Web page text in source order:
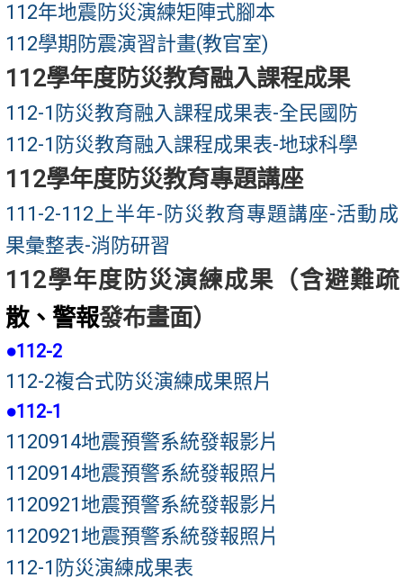
112年地震防災演練矩陣式腳本
112學期防震演習計畫(教官室)
112學年度防災教育融入課程成果
112-1防災教育融入課程成果表-全民國防
112-1防災教育融入課程成果表-地球科學
112學年度防災教育專題講座
111-2-112上半年-防災教育專題講座-活動成
果彙整表-消防研習
112學年度防災演練成果（含避難疏
散、 警報發布畫面）
●112-2
112-2複合式防災演練成果照片
●112-1
1120914地震預警系統發報影片
1120914地震預警系統發報照片
1120921地震預警系統發報影片
1120921地震預警系統發報照片
112-1防災演練成果表